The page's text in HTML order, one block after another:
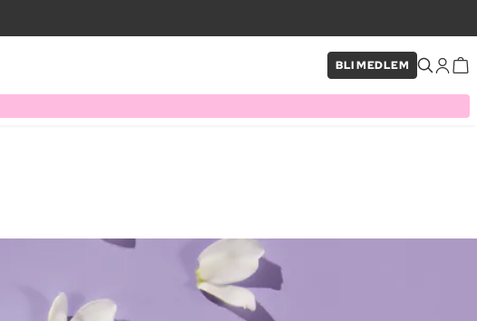
BLI MEDLEM